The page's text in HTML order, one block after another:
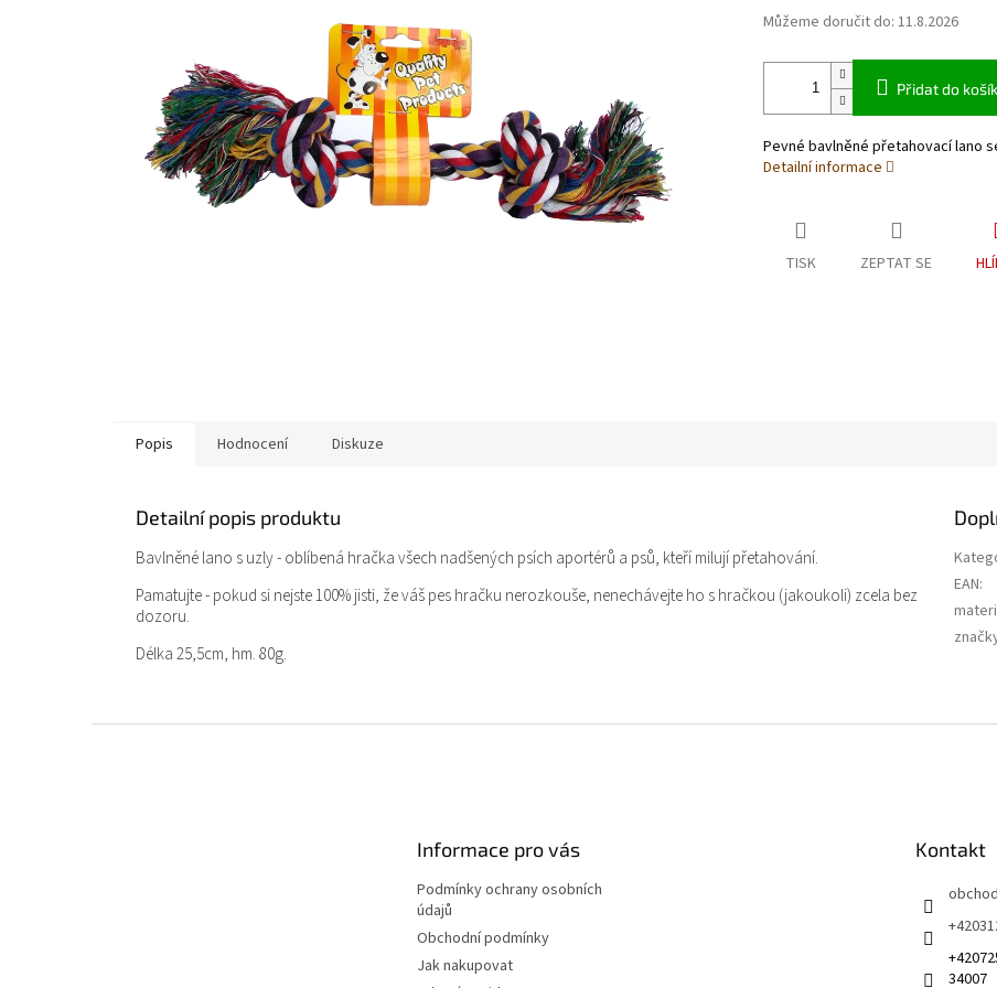
Můžeme doručit do: 11.8.2026
Přidat do
Pevné bavlněné přetahovací lano
Detailní informace
TISK ZEPTAT SE
Popis Hodnocení Diskuze
Detailní popis produktu
Bavlněné lano s uzly - oblíbená hračka všech nadšených psích aportérů a psů, kteří milují přetahování.
Pamatujte - pokud si nejste 100% jisti, že váš pes hračku nerozkouše, nenechávejte ho s hračkou (jakoukoli) zcela bez
dozoru.
Délka 25,5cm, hm. 80g.
EAN:
Informace pro vás
Podmínky ochrany osobních
údajů
Obchodní podmínky
Jak nakupovat
Kontakt
obchod
34007